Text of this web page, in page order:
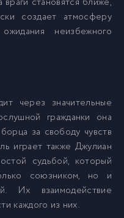
создает атмосферу
неизбежного
через значительные
гражданки она
за свободу чувств
играет также Джулиан
судьбой, который
союзником, но и
Их взаимодействие
каждого из них.